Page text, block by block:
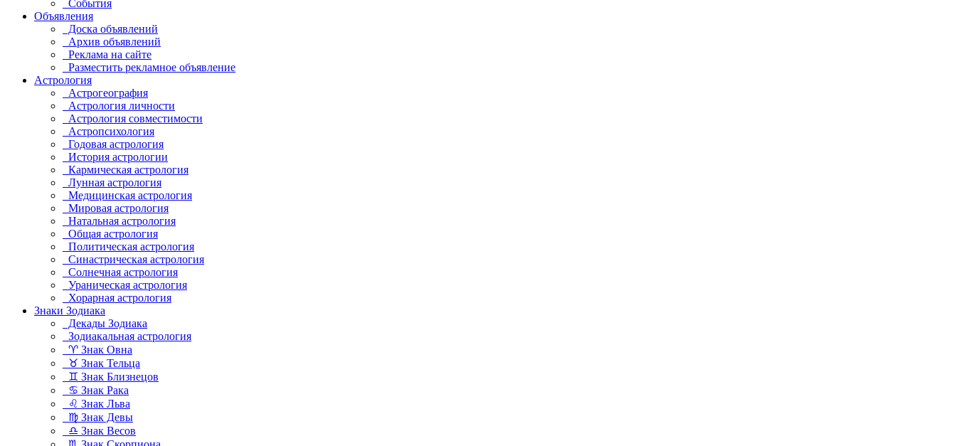
События
Объявления
Доска объявлений
Архив объявлений
Реклама на сайте
Разместить рекламное объявление
Астрология
Астрогеография
Астрология личности
Астрология совместимости
Астропсихология
Годовая астрология
История астрологии
Кармическая астрология
Лунная астрология
Медицинская астрология
Мировая астрология
Натальная астрология
Общая астрология
Политическая астрология
Синастрическая астрология
Солнечная астрология
Ураническая астрология
Хорарная астрология
Знаки Зодиака
Декады Зодиака
Зодиакальная астрология
♈ Знак Овна
♉ Знак Тельца
♊ Знак Близнецов
♋ Знак Рака
♌ Знак Льва
♍ Знак Девы
♎ Знак Весов